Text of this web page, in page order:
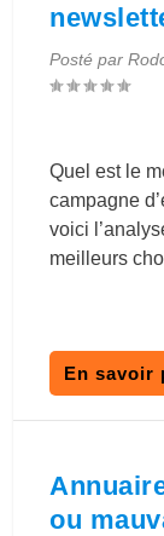
Posté par
Quel est le
campagne
voici
meilleurs
En savoir
ou